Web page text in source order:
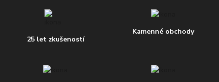
25 let zkušeností
Kamenné obchody